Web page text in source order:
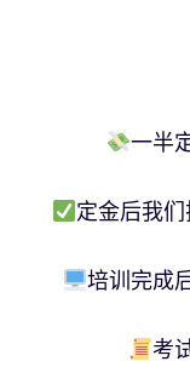
一半
定金后我
培训完成
考